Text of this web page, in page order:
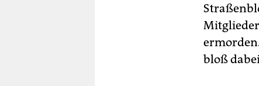
bloß